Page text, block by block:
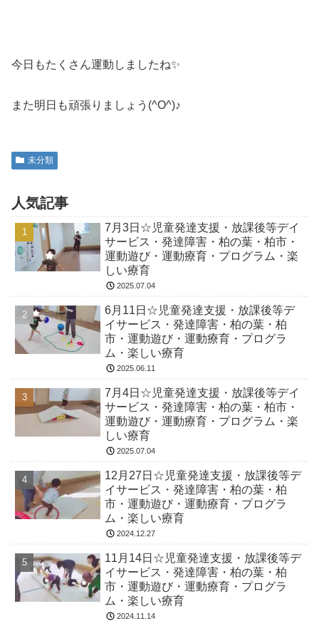
今日もたくさん運動しましたね✨
また明日も頑張りましょう(^O^)♪
未分類
人気記事
7月3日☆児童発達支援・放課後等デイ
サービス・発達障害・柏の葉・柏市・
運動遊び・運動療育・プログラム・楽
しい療育
2025.07.04
6月11日☆児童発達支援・放課後等デ
イサービス・発達障害・柏の葉・柏
市・運動遊び・運動療育・プログラ
ム・楽しい療育
2025.06.11
7月4日☆児童発達支援・放課後等デイ
サービス・発達障害・柏の葉・柏市・
運動遊び・運動療育・プログラム・楽
しい療育
2025.07.04
12月27日☆児童発達支援・放課後等デ
イサービス・発達障害・柏の葉・柏
市・運動遊び・運動療育・プログラ
ム・楽しい療育
2024.12.27
11月14日☆児童発達支援・放課後等デ
イサービス・発達障害・柏の葉・柏
市・運動遊び・運動療育・プログラ
ム・楽しい療育
2024.11.14